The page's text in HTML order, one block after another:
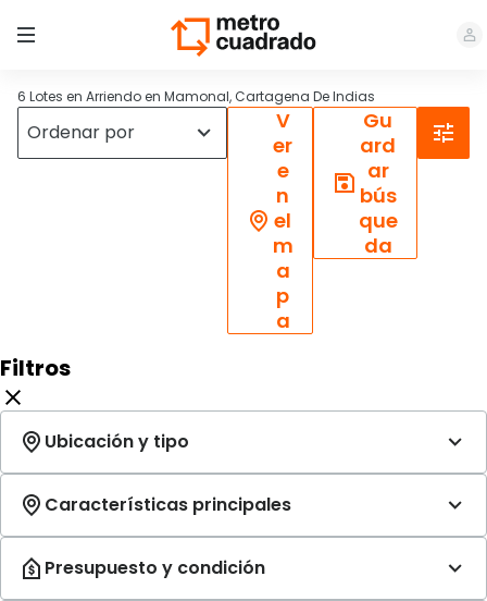
6 Lotes en Arriendo en Mamonal, Cartagena De Indias
V
er
e
n
el
m
a
p
a
Gu
ard
ar
bús
que
da
Filtros